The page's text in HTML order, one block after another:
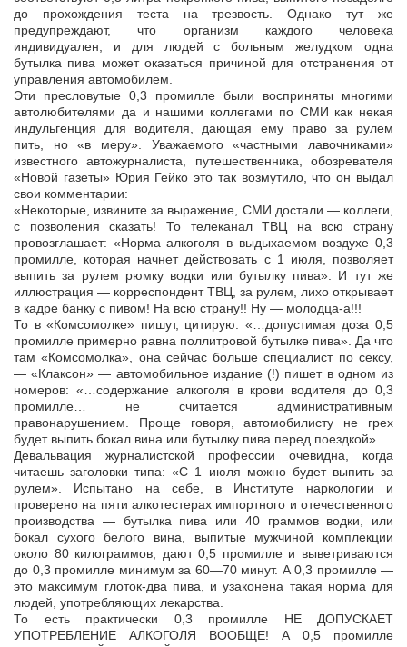
до прохождения теста на трезвость. Однако тут же
предупреждают, что организм каждого человека
индивидуален, и для людей с больным желудком одна
бутылка пива может оказаться причиной для отстранения от
управления автомобилем.
Эти пресловутые 0,3 промилле были восприняты многими
автолюбителями да и нашими коллегами по СМИ как некая
индульгенция для водителя, дающая ему право за рулем
пить, но «в меру». Уважаемого «частными лавочниками»
известного автожурналиста, путешественника, обозревателя
«Новой газеты» Юрия Гейко это так возмутило, что он выдал
свои комментарии:
«Некоторые, извините за выражение, СМИ достали — коллеги,
с позволения сказать! То телеканал ТВЦ на всю страну
провозглашает: «Норма алкоголя в выдыхаемом воздухе 0,3
промилле, которая начнет действовать с 1 июля, позволяет
выпить за рулем рюмку водки или бутылку пива». И тут же
иллюстрация — корреспондент ТВЦ, за рулем, лихо открывает
в кадре банку с пивом! На всю страну!! Ну — молодца-а!!!
То в «Комсомолке» пишут, цитирую: «…допустимая доза 0,5
промилле примерно равна поллитровой бутылке пива». Да что
там «Комсомолка», она сейчас больше специалист по сексу,
— «Клаксон» — автомобильное издание (!) пишет в одном из
номеров: «…содержание алкоголя в крови водителя до 0,3
промилле… не считается административным
правонарушением. Проще говоря, автомобилисту не грех
будет выпить бокал вина или бутылку пива перед поездкой».
Девальвация журналистской профессии очевидна, когда
читаешь заголовки типа: «С 1 июля можно будет выпить за
рулем». Испытано на себе, в Институте наркологии и
проверено на пяти алкотестерах импортного и отечественного
производства — бутылка пива или 40 граммов водки, или
бокал сухого белого вина, выпитые мужчиной комплекции
около 80 килограммов, дают 0,5 промилле и выветриваются
до 0,3 промилле минимум за 60—70 минут. А 0,3 промилле —
это максимум глоток-два пива, и узаконена такая норма для
людей, употребляющих лекарства.
То есть практически 0,3 промилле НЕ ДОПУСКАЕТ
УПОТРЕБЛЕНИЕ АЛКОГОЛЯ ВООБЩЕ! А 0,5 промилле